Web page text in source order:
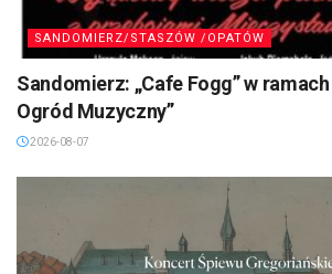
SANDOMIERZ/STASZÓW /OPATÓW
Sandomierz: „Cafe Fogg” w
Ogród Muzyczny”
2026-08-07